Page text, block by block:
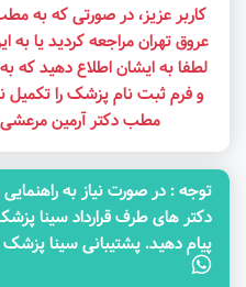
کاربر عزیز، در صورتی که به
عروق تهران مراجعه کردید یا
لطفا به ایشان اطلاع دهید که
و فرم ثبت نام پزشک را تکمیل
مطب دکتر آرمین مرعشی
توجه‌ : در صورت نیاز به راهنمایی
پیام دهید. پشتیبانی سینا پزشک 09178810721 / 09301810721